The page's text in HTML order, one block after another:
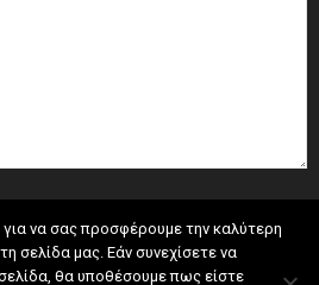
να σας προσφέρουμε την καλύτερη
σελίδα μας. Εάν συνεχίσετε να
θα υποθέσουμε πως είστε